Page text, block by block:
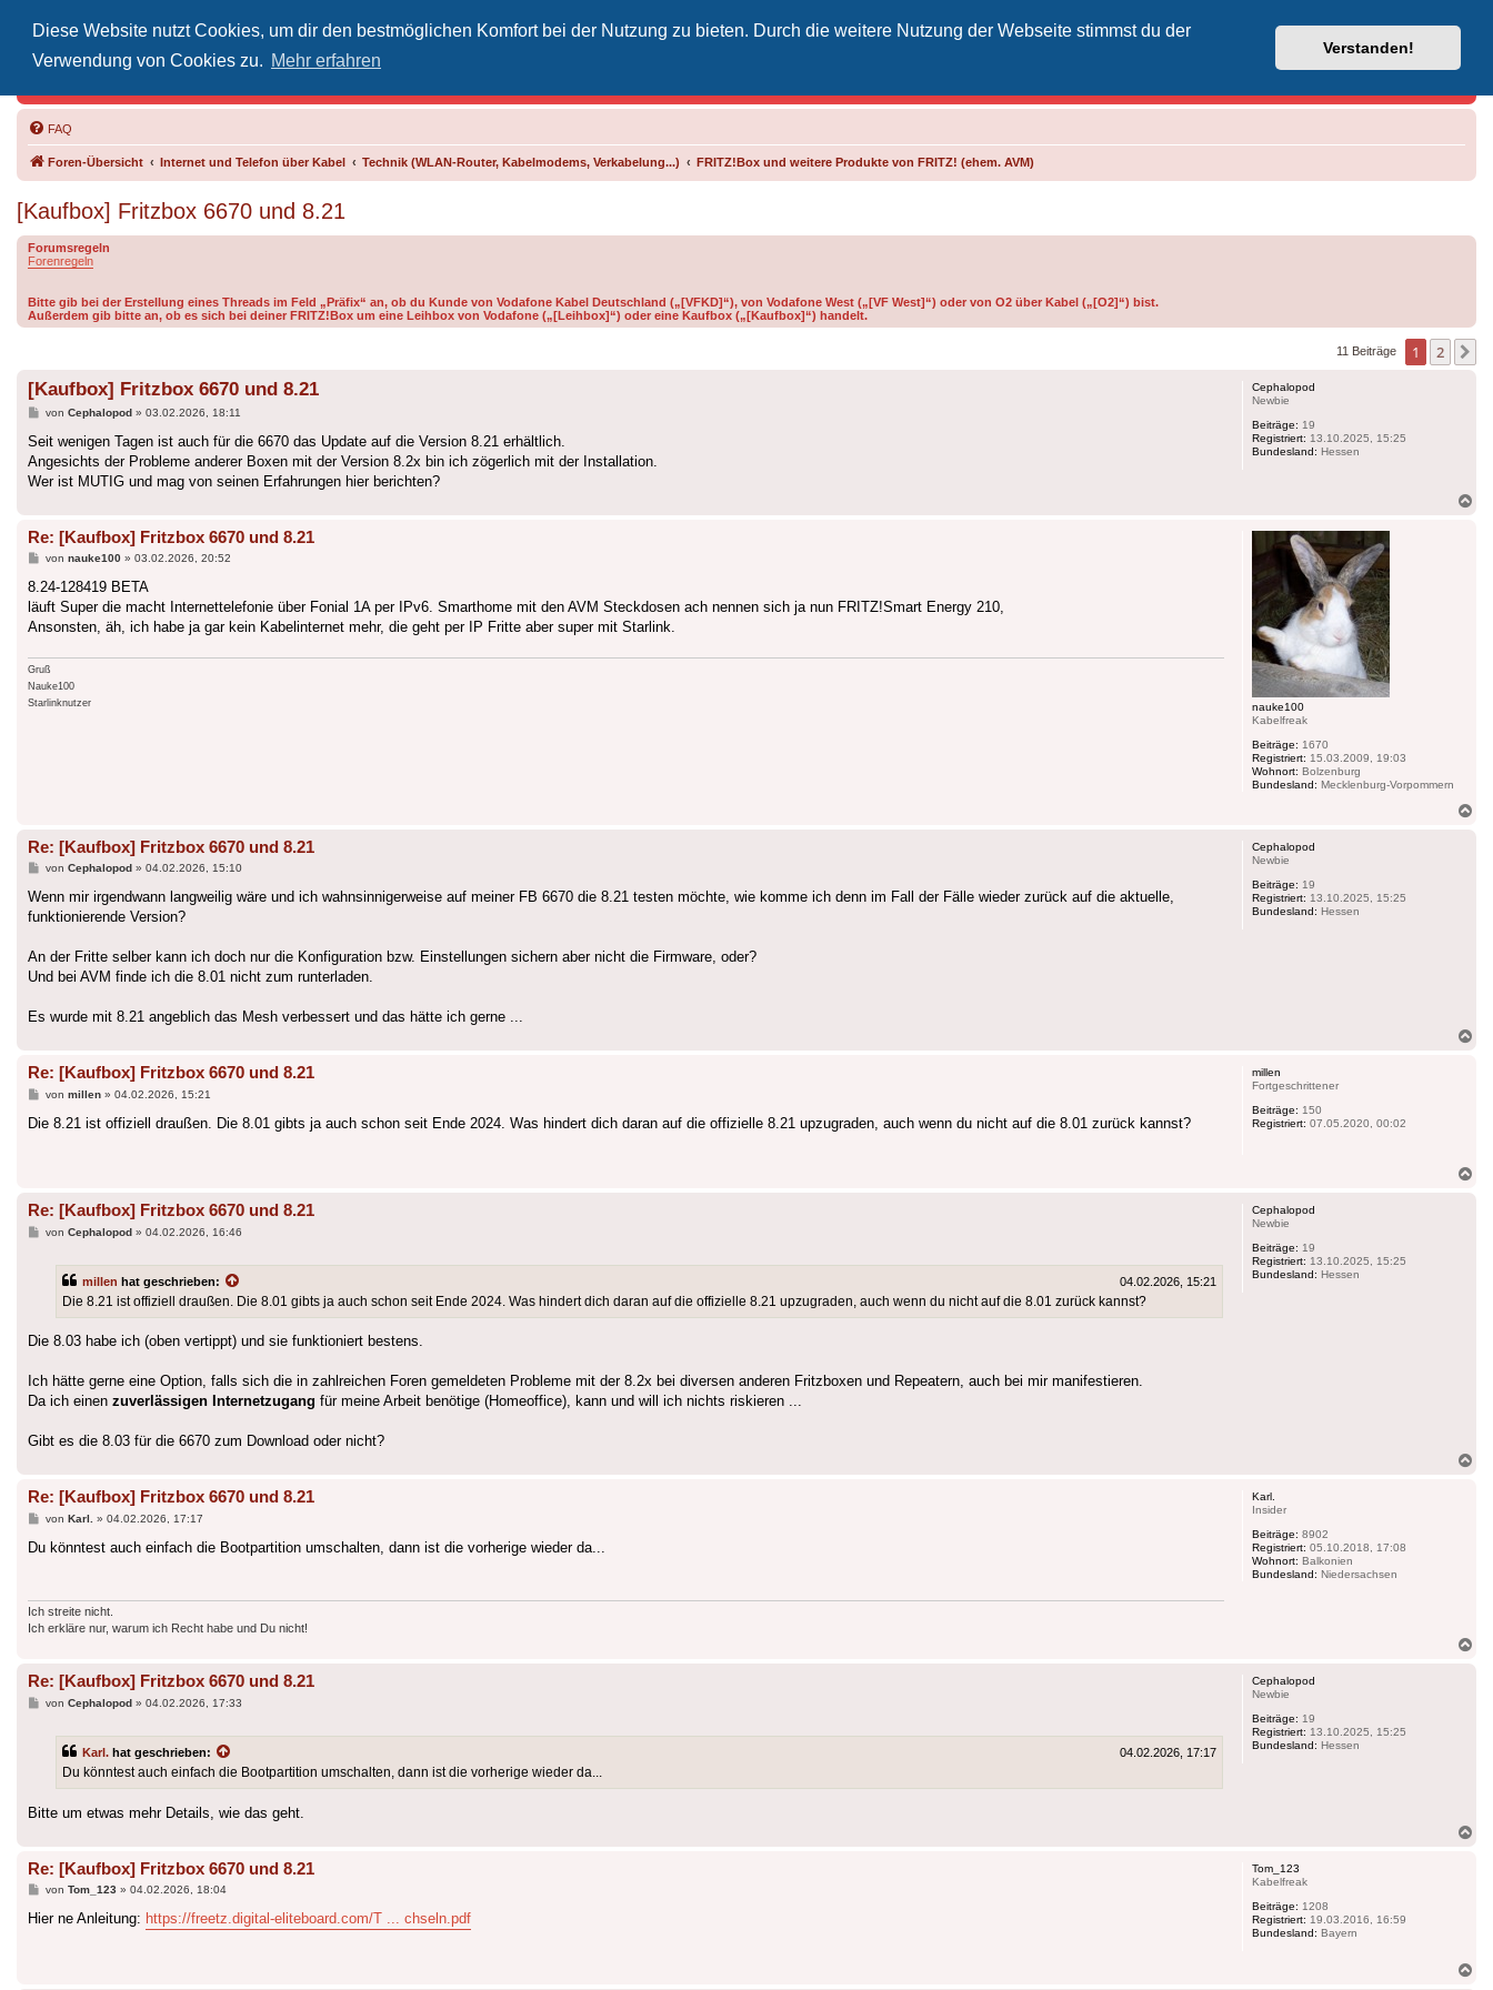
Diese Website nutzt Cookies, um dir den bestmöglichen Komfort bei der Nutzung zu bieten. Durch die weitere Nutzung der Webseite stimmst du der
Verwendung von Cookies zu. Mehr erfahren
Verstanden!
Vodafone-Kabel-Helpdesk
FAQ
Foren-Übersicht Internet und Telefon über Kabel Technik (WLAN-Router, Kabelmodems, Verkabelung...) FRITZ!Box und weitere Produkte von FRITZ! (ehem. AVM)
[Kaufbox] Fritzbox 6670 und 8.21
Forumsregeln
Forenregeln
Bitte gib bei der Erstellung eines Threads im Feld „Präfix“ an, ob du Kunde von Vodafone Kabel Deutschland („[VFKD]“), von Vodafone West („[VF West]“) oder von O2 über Kabel („[O2]“) bist.
Außerdem gib bitte an, ob es sich bei deiner FRITZ!Box um eine Leihbox von Vodafone („[Leihbox]“) oder eine Kaufbox („[Kaufbox]“) handelt.
11 Beiträge 1 2
Cephalopod
Newbie
Beiträge: 19
Registriert: 13.10.2025, 15:25
Bundesland: Hessen
[Kaufbox] Fritzbox 6670 und 8.21
Beitrag
von Cephalopod» 03.02.2026, 18:11
Seit wenigen Tagen ist auch für die 6670 das Update auf die Version 8.21 erhältlich.
Angesichts der Probleme anderer Boxen mit der Version 8.2x bin ich zögerlich mit der Installation.
Wer ist MUTIG und mag von seinen Erfahrungen hier berichten?
nauke100
Kabelfreak
Beiträge: 1670
Registriert: 15.03.2009, 19:03
Wohnort: Bolzenburg
Bundesland: Mecklenburg-Vorpommern
Re: [Kaufbox] Fritzbox 6670 und 8.21
Beitrag
von nauke100» 03.02.2026, 20:52
8.24-128419 BETA
läuft Super die macht Internettelefonie über Fonial 1A per IPv6. Smarthome mit den AVM Steckdosen ach nennen sich ja nun FRITZ!Smart Energy 210,
Ansonsten, äh, ich habe ja gar kein Kabelinternet mehr, die geht per IP Fritte aber super mit Starlink.
Gruß
Nauke100
Starlinknutzer
Cephalopod
Newbie
Beiträge: 19
Registriert: 13.10.2025, 15:25
Bundesland: Hessen
Re: [Kaufbox] Fritzbox 6670 und 8.21
Beitrag
von Cephalopod» 04.02.2026, 15:10
Wenn mir irgendwann langweilig wäre und ich wahnsinnigerweise auf meiner FB 6670 die 8.21 testen möchte, wie komme ich denn im Fall der Fälle wieder zurück auf die aktuelle,
funktionierende Version?
An der Fritte selber kann ich doch nur die Konfiguration bzw. Einstellungen sichern aber nicht die Firmware, oder?
Und bei AVM finde ich die 8.01 nicht zum runterladen.
Es wurde mit 8.21 angeblich das Mesh verbessert und das hätte ich gerne ...
millen
Fortgeschrittener
Beiträge: 150
Registriert: 07.05.2020, 00:02
Re: [Kaufbox] Fritzbox 6670 und 8.21
Beitrag
von millen» 04.02.2026, 15:21
Die 8.21 ist offiziell draußen. Die 8.01 gibts ja auch schon seit Ende 2024. Was hindert dich daran auf die offizielle 8.21 upzugraden, auch wenn du nicht auf die 8.01 zurück kannst?
Cephalopod
Newbie
Beiträge: 19
Registriert: 13.10.2025, 15:25
Bundesland: Hessen
Re: [Kaufbox] Fritzbox 6670 und 8.21
Beitrag
von Cephalopod» 04.02.2026, 16:46
millen hat geschrieben: 04.02.2026, 15:21
Die 8.21 ist offiziell draußen. Die 8.01 gibts ja auch schon seit Ende 2024. Was hindert dich daran auf die offizielle 8.21 upzugraden, auch wenn du nicht auf die 8.01 zurück kannst?
Die 8.03 habe ich (oben vertippt) und sie funktioniert bestens.
Ich hätte gerne eine Option, falls sich die in zahlreichen Foren gemeldeten Probleme mit der 8.2x bei diversen anderen Fritzboxen und Repeatern, auch bei mir manifestieren.
Da ich einen zuverlässigen Internetzugang für meine Arbeit benötige (Homeoffice), kann und will ich nichts riskieren ...
Gibt es die 8.03 für die 6670 zum Download oder nicht?
Karl.
Insider
Beiträge: 8902
Registriert: 05.10.2018, 17:08
Wohnort: Balkonien
Bundesland: Niedersachsen
Re: [Kaufbox] Fritzbox 6670 und 8.21
Beitrag
von Karl. » 04.02.2026, 17:17
Du könntest auch einfach die Bootpartition umschalten, dann ist die vorherige wieder da...
Ich streite nicht.
Ich erkläre nur, warum ich Recht habe und Du nicht!
Cephalopod
Newbie
Beiträge: 19
Registriert: 13.10.2025, 15:25
Bundesland: Hessen
Re: [Kaufbox] Fritzbox 6670 und 8.21
Beitrag
von Cephalopod» 04.02.2026, 17:33
Karl. hat geschrieben: 04.02.2026, 17:17
Du könntest auch einfach die Bootpartition umschalten, dann ist die vorherige wieder da...
Bitte um etwas mehr Details, wie das geht.
Tom_123
Kabelfreak
Beiträge: 1208
Registriert: 19.03.2016, 16:59
Bundesland: Bayern
Re: [Kaufbox] Fritzbox 6670 und 8.21
Beitrag
von Tom_123» 04.02.2026, 18:04
Hier ne Anleitung: https://freetz.digital-eliteboard.com/T ... chseln.pdf